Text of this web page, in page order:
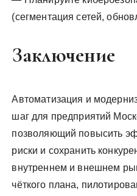
(сегментация сетей,
Заключение
Автоматизация и
шаг для предприятий
позволяющий повысить
риски и сохранить
внутреннем и внешнем
чёткого плана,